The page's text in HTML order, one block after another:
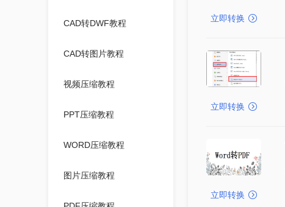
CAD转DWF教程
CAD转图片教程
视频压缩教程
PPT压缩教程
WORD压缩教程
图片压缩教程
立即转换
立即转换
立即转换